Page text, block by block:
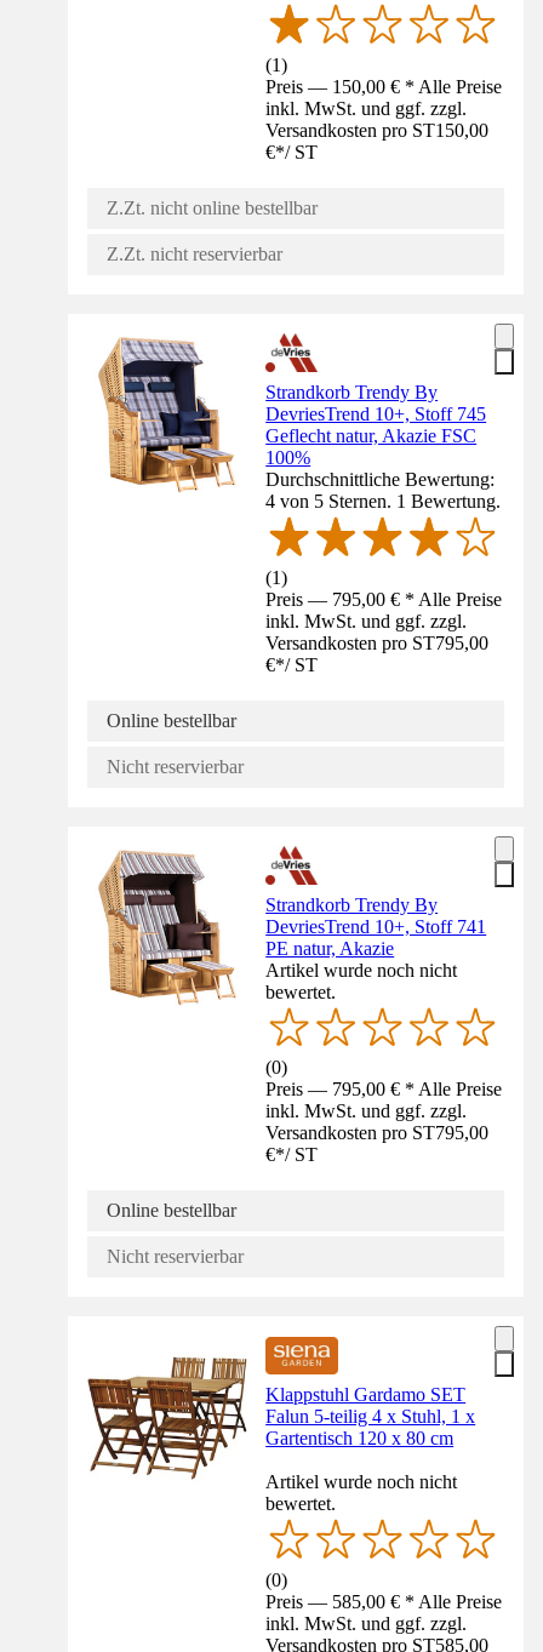
(1)
Preis — 150,00 € * Alle Preise
inkl. MwSt. und ggf. zzgl.
Versandkosten pro ST150,00
€*/ ST
Z.Zt. nicht online bestellbar
Z.Zt. nicht reservierbar
Strandkorb Trendy By
DevriesTrend 10+, Stoff 745
Geflecht natur, Akazie FSC
100%
Durchschnittliche Bewertung:
4 von 5 Sternen. 1 Bewertung.
(1)
Preis — 795,00 € * Alle Preise
inkl. MwSt. und ggf. zzgl.
Versandkosten pro ST795,00
€*/ ST
Online bestellbar
Nicht reservierbar
Strandkorb Trendy By
DevriesTrend 10+, Stoff 741
PE natur, Akazie
Artikel wurde noch nicht
bewertet.
(0)
Preis — 795,00 € * Alle Preise
inkl. MwSt. und ggf. zzgl.
Versandkosten pro ST795,00
€*/ ST
Online bestellbar
Nicht reservierbar
Klappstuhl Gardamo SET
Falun 5-teilig 4 x Stuhl, 1 x
Gartentisch 120 x 80 cm
Artikel wurde noch nicht
bewertet.
(0)
Preis — 585,00 € * Alle Preise
inkl. MwSt. und ggf. zzgl.
Versandkosten pro ST585,00